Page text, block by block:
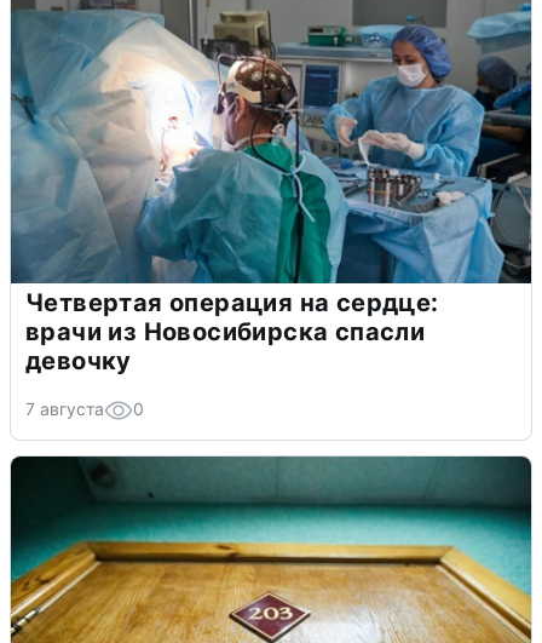
Четвертая операция на сердце:
врачи из Новосибирска спасли
девочку
7 августа 0